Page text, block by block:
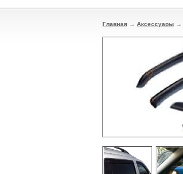
Главная → Аксессуары →